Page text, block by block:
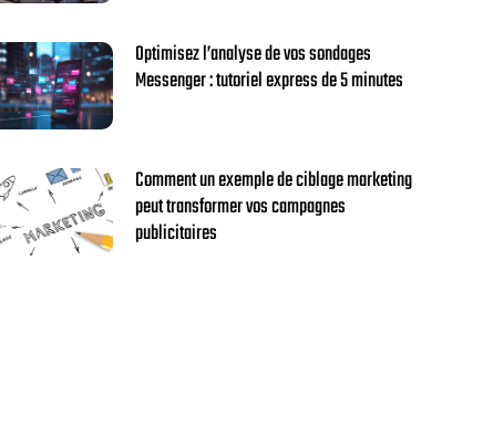
Optimisez l’analyse de vos sondages
Messenger : tutoriel express de 5 minutes
Comment un exemple de ciblage marketing
peut transformer vos campagnes
publicitaires